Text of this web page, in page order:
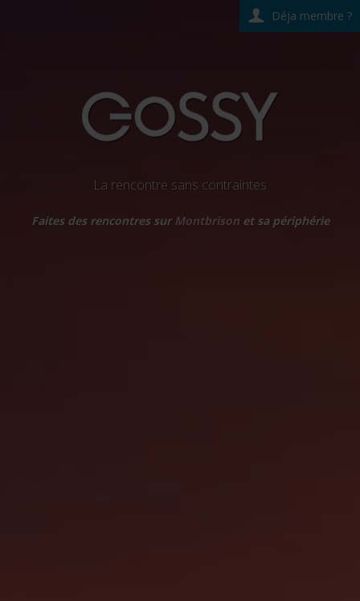
Déja membre ?
La rencontre sans contraintes
Faites des rencontres surMontbrisonet sa périphérie